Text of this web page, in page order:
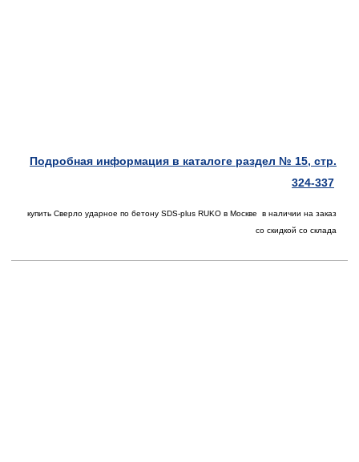
Подробная информация в каталоге раздел № 15, стр.
324-337
купить Сверло ударное по бетону SDS-plus RUKO в Москве в наличии на заказ
со скидкой со склада